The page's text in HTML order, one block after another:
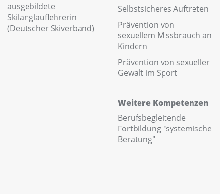
ausgebildete
Skilanglauflehrerin
(Deutscher Skiverband)
Selbstsicheres Auftreten
Prävention von
sexuellem Missbrauch an
Kindern
Prävention von sexueller
Gewalt im Sport
Weitere Kompetenzen
Berufsbegleitende
Fortbildung "systemische
Beratung"